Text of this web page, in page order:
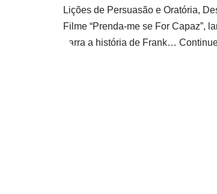
Lições de Persuasão e Oratória,
Filme “Prenda-me se For Capaz”,
narra a história de Frank…